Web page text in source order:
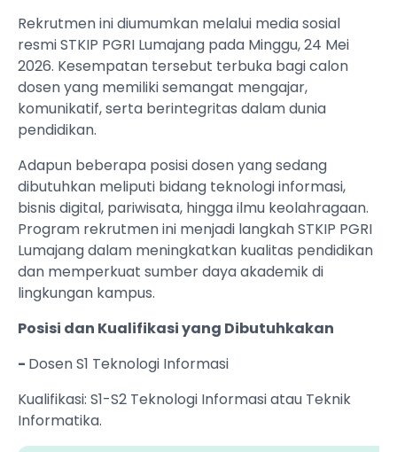
Rekrutmen ini diumumkan melalui media sosial
resmi STKIP PGRI Lumajang pada Minggu, 24 Mei
2026. Kesempatan tersebut terbuka bagi calon
dosen yang memiliki semangat mengajar,
komunikatif, serta berintegritas dalam dunia
pendidikan.
Adapun beberapa posisi dosen yang sedang
dibutuhkan meliputi bidang teknologi informasi,
bisnis digital, pariwisata, hingga ilmu keolahragaan.
Program rekrutmen ini menjadi langkah STKIP PGRI
Lumajang dalam meningkatkan kualitas pendidikan
dan memperkuat sumber daya akademik di
lingkungan kampus.
Posisi dan Kualifikasi yang Dibutuhkakan
- Dosen S1 Teknologi Informasi
Kualifikasi: S1-S2 Teknologi Informasi atau Teknik
Informatika.